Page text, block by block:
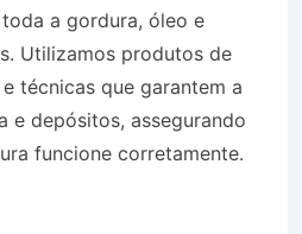
a gordura, óleo e
Utilizamos produtos de
técnicas que garantem a
e depósitos, assegurando
funcione corretamente.